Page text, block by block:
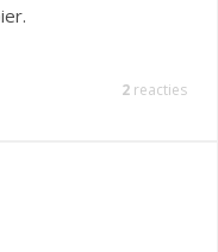
2 reacties